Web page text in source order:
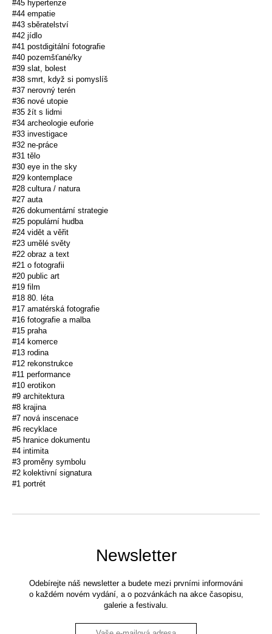
#45 hypertenze
#44 empatie
#43 sběratelství
#42 jídlo
#41 postdigitální fotografie
#40 pozemšťané/ky
#39 slat, bolest
#38 smrt, když si pomyslíš
#37 nerovný terén
#36 nové utopie
#35 žít s lidmi
#34 archeologie euforie
#33 investigace
#32 ne-práce
#31 tělo
#30 eye in the sky
#29 kontemplace
#28 cultura / natura
#27 auta
#26 dokumentární strategie
#25 populární hudba
#24 vidět a věřit
#23 umělé světy
#22 obraz a text
#21 o fotografii
#20 public art
#19 film
#18 80. léta
#17 amatérská fotografie
#16 fotografie a malba
#15 praha
#14 komerce
#13 rodina
#12 rekonstrukce
#11 performance
#10 erotikon
#9 architektura
#8 krajina
#7 nová inscenace
#6 recyklace
#5 hranice dokumentu
#4 intimita
#3 proměny symbolu
#2 kolektivní signatura
#1 portrét
Newsletter
Odebírejte náš newsletter a budete mezi prvními informováni
o každém novém vydání, a o pozvánkách na akce časopisu,
galerie a festivalu.